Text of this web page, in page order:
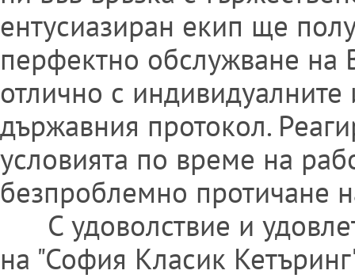
ентусиазиран екип ще
перфектно обслужване на
отлично с
държавния протокол.
условията по време на
безпроблемно протичане
С удоволствие и
на "София Класик